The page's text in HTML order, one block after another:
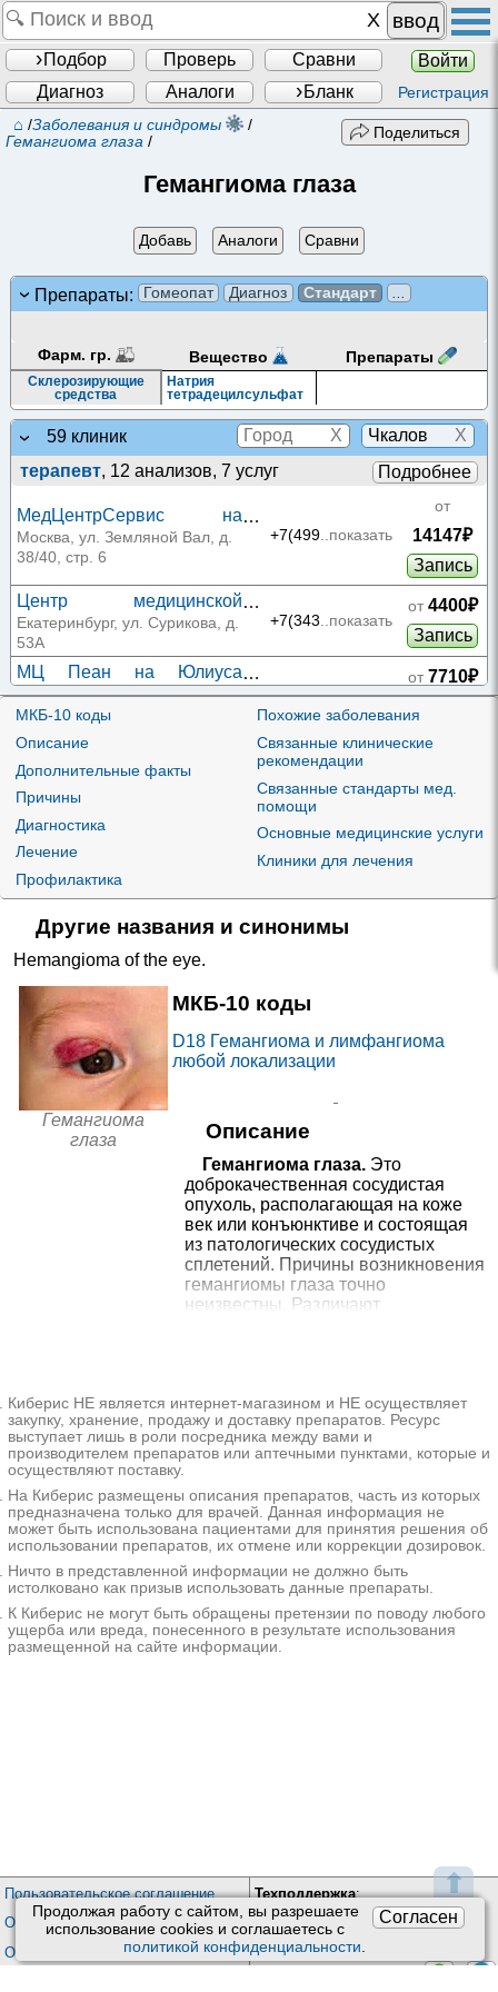
⬆
ввод
Подбор Проверь Сравни
Войти
Диагноз
Аналоги Бланк Регистрация
Согласен
Продолжая работу с сайтом, вы разрешаете
использование сookies и соглашаетесь с
политикой конфиденциальности.
⌂ /Заболевания и синдромы
/
Гемангиома глаза/
Поделиться
Гемангиома глаза
Добавь Аналоги Сравни
Препараты: Гомеопат Диагноз Стандарт
Фарм. гр. Вещество Препараты
Склерозирующие
средства
Натрия
тетрадецилсульфат
59 клиник X
X
терапевт, 12 анализов, 7 услуг Подробнее
МедЦентрСервис на
Земляном Валу
Москва, ул. Земляной Вал, д.
38/40, стр. 6
+7(499..показать
от
14147₽
Запись
Центр медицинской
профилактики на
Сурикова
Екатеринбург, ул. Сурикова, д.
53А
+7(343..показать
от 4400₽
Запись
МЦ Пеан на Юлиуса
Фучика
Екатеринбург, ул. Юлиуса
Фучика, д. 1
+7(343..показать
от 7710₽
Ай-Клиник Северо-Запад
на Корпусной
Санкт-Петербург, ул. Корпусная,
д. 9, лит. А
+7(495..показать
от 8380₽
Циолковского
Екатеринбург, ул. Циолковского,
д. 32
+7(343..показать
Кдц Им. Г.и. Турнера На
д. 12, лит. А
МЦ Олмед на Чкалова
Дельта Клиник в
Сыромятническом
переулке
Москва, 2-й Сыромятнический
пер., д. 10
+7(495..показать
от
Центр МРТ Здоровье 365
Екатеринбург, ул. Белинского, д.
+7(343..показать
Запись
МЦ Здоровье 365 на
Екатеринбург, ул. Союзная, д. 2
+7(343..показать
от
10870₽
МКБ-10 коды
Описание
Дополнительные факты
Причины
Диагностика
Лечение
Профилактика
Похожие заболевания
Связанные клинические
рекомендации
Связанные стандарты мед.
помощи
Основные медицинские услуги
Клиники для лечения
Другие названия и синонимы
Hemangioma of the eye.
Гемангиома
глаза
МКБ-10 коды
D18 Гемангиома и лимфангиома
любой локализации
Описание
Гемангиома глаза. Это
доброкачественная сосудистая
опухоль, располагающая на коже
век или конъюнктиве и состоящая
из патологических сосудистых
сплетений. Причины возникновения
гемангиомы глаза точно
неизвестны. Различают
Диагностику проводят с помощью
визуального осмотра и
биомикроскопии, из
дополнительных методов
орбит, ангиографию. Лечение
проводят консервативно или
оперативно, в зависимости от
размеров и места расположения
гемангиомы. При раннем
обращении и правильном лечении
прогноз благоприятный.
частым прорастанием в
окружающие ткани. Гемангиома
глаза является одной из самых
частых доброкачественных
опухолей в детской офтальмологии.
Киберис НЕ является интернет-магазином и НЕ осуществляет
закупку, хранение, продажу и доставку препаратов. Ресурс
выступает лишь в роли посредника между вами и
производителем препаратов или аптечными пунктами, которые и
осуществляют поставку.
На Киберис размещены описания препаратов, часть из которых
предназначена только для врачей. Данная информация не
может быть использована пациентами для принятия решения об
использовании препаратов, их отмене или коррекции дозировок.
Ничто в представленной информации не должно быть
истолковано как призыв использовать данные препараты.
К Киберис не могут быть обращены претензии по поводу любого
ущерба или вреда, понесенного в результате использования
размещенной на сайте информации.
Пользовательское соглашение
Обработка персональных данных
О проекте Киберис
Техподдержка:
Обратная связь
Почта:kiberis@mail.ru